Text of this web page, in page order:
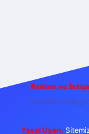
Reklam ve
Yasal Uyarı: